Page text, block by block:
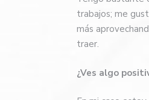
trabajos; me
más
traer.
¿Ves algo